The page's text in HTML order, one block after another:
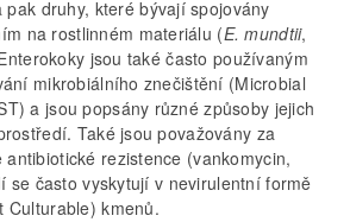
pak druhy, které bývají spojovány
na rostlinném materiálu (E. mundtii,
jsou také často používaným
mikrobiálního znečištění (Microbial
a jsou popsány různé způsoby jejich
Také jsou považovány za
rezistence (vankomycin,
se často vyskytují v nevirulentní formě
Culturable) kmenů.